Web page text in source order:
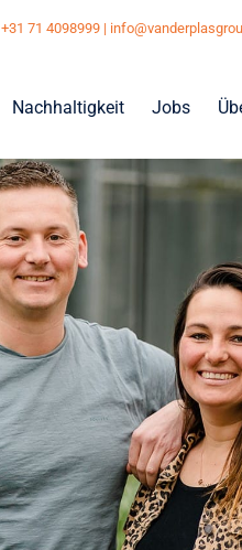
+31 71 4098999 |
Nachhaltigkeit Jobs